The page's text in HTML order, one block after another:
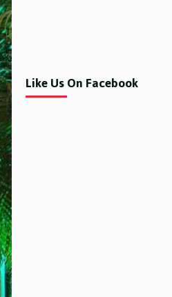
Like Us On Facebook